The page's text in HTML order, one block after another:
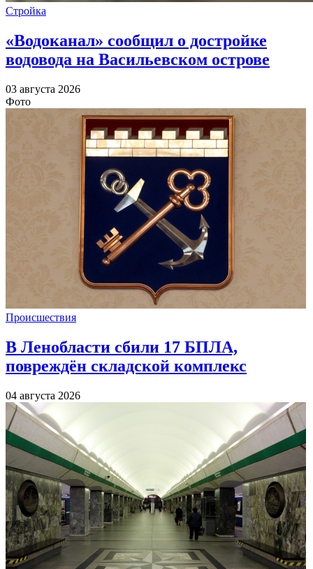
Стройка
«Водоканал» сообщил о достройке
водовода на Васильевском острове
03 августа 2026
Фото
Происшествия
В Ленобласти сбили 17 БПЛА,
повреждён складской комплекс
04 августа 2026